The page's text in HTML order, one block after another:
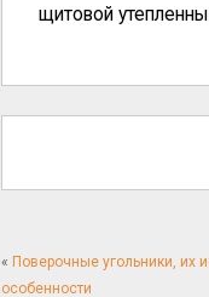
щитовой
« Поверочные угольники, их
особенности